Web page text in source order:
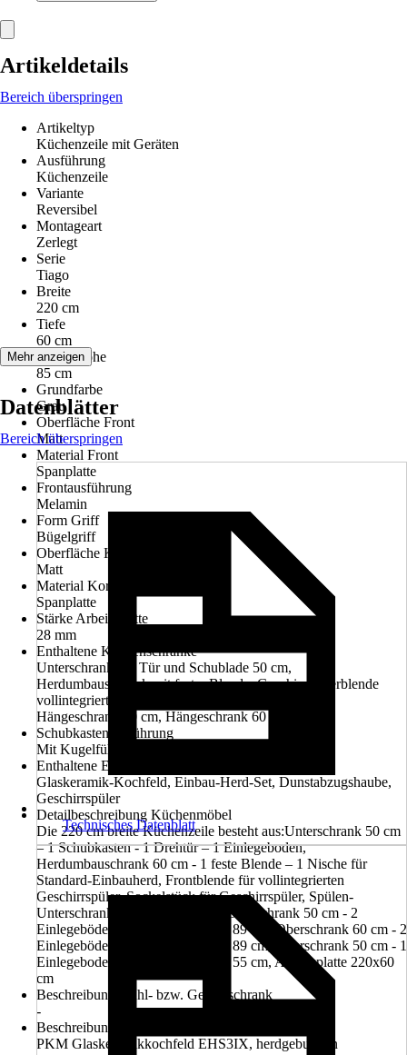
Artikeldetails
Bereich überspringen
Artikeltyp
Küchenzeile mit Geräten
Ausführung
Küchenzeile
Variante
Reversibel
Montageart
Zerlegt
Serie
Tiago
Breite
220 cm
Tiefe
60 cm
Arbeitshöhe
85 cm
Grundfarbe
Grau
Oberfläche Front
Matt
Material Front
Spanplatte
Frontausführung
Melamin
Form Griff
Bügelgriff
Oberfläche Korpus
Matt
Material Korpus
Spanplatte
Stärke Arbeitsplatte
28 mm
Enthaltene Küchenschränke
Unterschrank mit Tür und Schublade 50 cm,
Herdumbauschrank mit fester Blende, Geschirrspülerblende
vollintegriert 60 cm, Spülenunterschrank 50 cm, 2 x
Hängeschrank 50 cm, Hängeschrank 60 cm
Schubkastenausführung
Mit Kugelführung und Spanplattenzarge
Enthaltene Elektrogeräte
Glaskeramik-Kochfeld, Einbau-Herd-Set, Dunstabzugshaube,
Geschirrspüler
Detailbeschreibung Küchenmöbel
Die 220 cm breite Küchenzeile besteht aus:Unterschrank 50 cm
– 1 Schubkasten - 1 Drehtür – 1 Einlegeboden,
Herdumbauschrank 60 cm - 1 feste Blende – 1 Nische für
Standard-Einbauherd, Frontblende für vollintegrierten
Geschirrspüler, Sockelstück für Geschirrspüler, Spülen-
Unterschrank 50 cm - 1 Drehtür, Oberschrank 50 cm - 2
Einlegeböden - 1 Drehtür – Höhe 89 cm, Oberschrank 60 cm - 2
Einlegeböden - 1 Drehtür – Höhe 89 cm, Oberschrank 50 cm - 1
Einlegeboden - 1 Drehtür – Höhe 55 cm, Arbeitsplatte 220x60
cm
Beschreibung Kühl- bzw. Gefrierschrank
-
Beschreibung Kochfeld
PKM Glaskeramikkochfeld EHS3IX, herdgebunden
Mehr anzeigen
Datenblätter
Bereich überspringen
Technisches Datenblatt